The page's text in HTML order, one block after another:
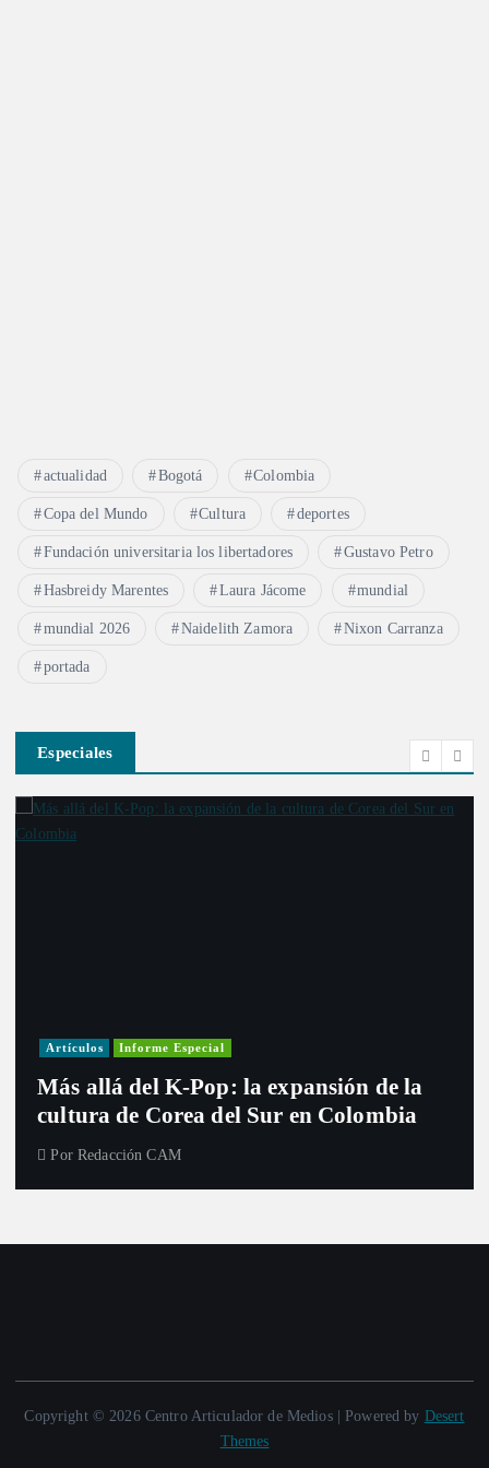
actualidad Bogotá Colombia
Copa del Mundo Cultura deportes
Fundación universitaria los libertadores Gustavo Petro
Hasbreidy Marentes Laura Jácome mundial
mundial 2026 Naidelith Zamora Nixon Carranza
portada
Especiales
Entre curules y violencia de género: el
desafío de las mujeres para el nuevo
Congreso
PorRedacción CAM
Copyright © 2026 Centro Articulador de Medios | Powered by Desert
Themes